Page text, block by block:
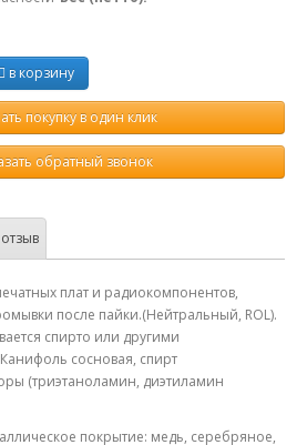
в корзину
покупку в один клик
обратный звонок
плат и радиокомпонентов,
после пайки.(Нейтральный, ROL).
спирто или другими
сосновая, спирт
(триэтаноламин, диэтиламин
покрытие: медь, серебряное,